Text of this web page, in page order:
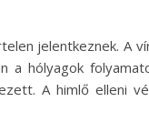
jelentkeznek. A
hólyagok
A himlő elleni